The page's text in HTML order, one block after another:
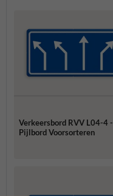
Verkeersbord RVV L04-4 -
Pijlbord Voorsorteren